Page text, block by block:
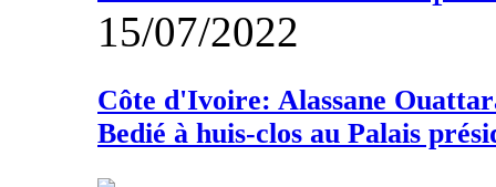
15/07/2022
Côte d'Ivoire: Alassane
Bedié à huis-clos au Palais